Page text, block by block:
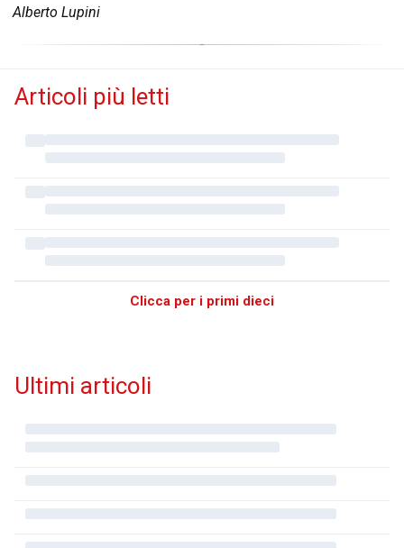
Alberto Lupini
Articoli più letti
Clicca per i primi dieci
Ultimi articoli